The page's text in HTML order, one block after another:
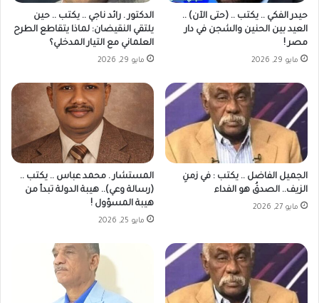
حيدر الفكي .. يكتب .. (حتى الآن) ..
العيد بين الحنين والشجن في دار
مصر !
مايو 29, 2026
الدكتور . رائد ناجي‎ .. يكتب .. حين
يلتقي النقيضان: لماذا يتقاطع الطرح
العلماني مع التيار المدخلي؟
مايو 29, 2026
الجميل الفاضل .. يكتب : في زمنِ
الزيف.. الصدقُ هو الفداء
مايو 27, 2026
المستشار . محمد عباس .. يكتب ..
(رسالة وعي).. هيبة الدولة تبدأ من
هيبة المسؤول !
مايو 25, 2026